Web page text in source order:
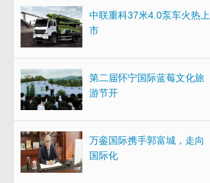
中联重科37米4.0泵车火热上
市
第二届怀宁国际蓝莓文化旅
游节开
万銮国际携手郭富城，走向
国际化